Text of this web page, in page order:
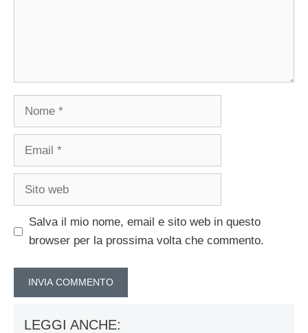
Nome
Email
Sito
Salva il mio nome, email e sito web in questo
browser per la prossima volta che commento.
LEGGI ANCHE: